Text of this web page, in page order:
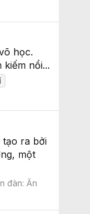
học.
nổi...
tạo ra bởi
một
đàn: Ăn